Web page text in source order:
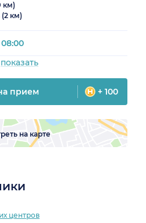
км)
км)
показать
прием + 100
на карте
центров